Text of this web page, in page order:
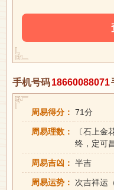
手机号码18660088071
周易得分： 71分
周易理数：
〔石上金
终，定可
周易吉凶： 半吉
周易运势：
次吉祥运